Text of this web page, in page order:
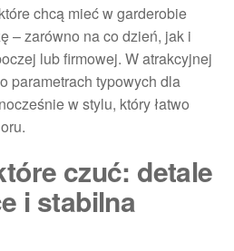
chcą mieć w garderobie
– zarówno na co dzień, jak i
lub firmowej. W atrakcyjnej
parametrach typowych dla
w stylu, który łatwo
czuć: detale
i stabilna